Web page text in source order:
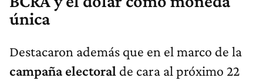
única
Destacaron además que en el marco de la
campaña electoral de cara al próximo 22